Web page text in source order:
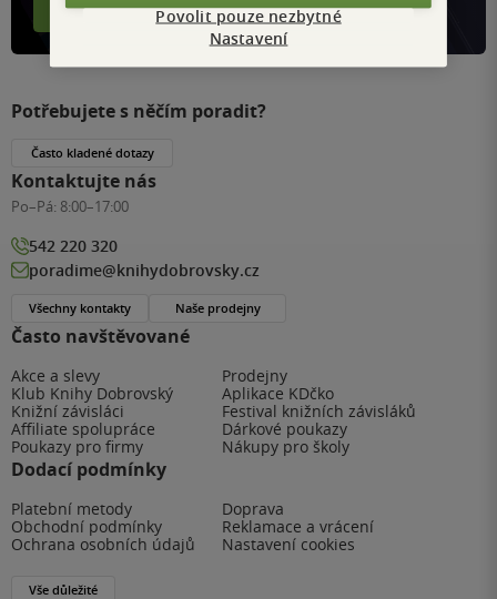
Více o aplikaci Více o klubu
Často navštěvované
Akce a slevy
Prodejny
Klub Knihy Dobrovský
Aplikace KDčko
Knižní závisláci
Festival knižních závisláků
Affiliate spolupráce
Dárkové poukazy
Poukazy pro firmy
Nákupy pro školy
Dodací podmínky
Platební metody
Doprava
Obchodní podmínky
Reklamace a vrácení
Ochrana osobních údajů
Nastavení cookies
Vše důležité
Potřebujete s něčím poradit?
Často kladené dotazy
Kontaktujte nás
Po–Pá: 8:00–17:00
542 220 320
poradime@knihydobrovsky.cz
Všechny kontakty Naše prodejny
Povolit pouze nezbytné
Nastavení